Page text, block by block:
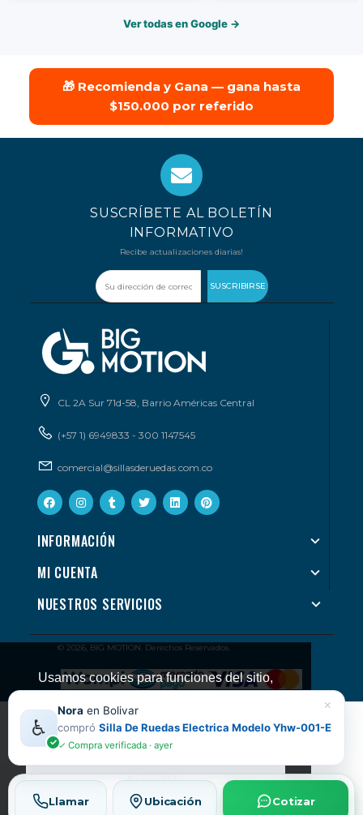
Usamos cookies para funciones del sitio,
administrarlas desde tu navegador.
Ver política de cookies
Entendido
Ver todas en Google →
🎁 Recomienda y Gana — gana hasta
$150.000 por referido
SUSCRÍBETE AL BOLETÍN
INFORMATIVO
Recibe actualizaciones diarias!
SUSCRIBIRSE
CL 2A Sur 71d-58, Barrio Américas Central
(+57 1) 6949833 - 300 1147545
comercial@sillasderuedas.com.co
INFORMACIÓN
MI CUENTA
NUESTROS SERVICIOS
© 2026, BIG MOTION. Derechos Reservados.
Información legal y ayuda
Preguntas frecuentes Pagos y reembolsos Términos de uso Política de
cookies
Tratamiento de datos Devoluciones
Llamar Ubicación Cotizar
♿
✓
Nora en Bolivar
compró Silla De Ruedas Electrica Modelo Yhw-001-E
✓ Compra verificada · ayer
×